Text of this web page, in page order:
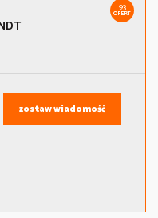
93
OFERT
zostaw wiadomość